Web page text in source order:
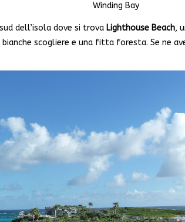
Winding Bay
dell’isola dove si trova Lighthouse Beach,
scogliere e una fitta foresta. Se ne